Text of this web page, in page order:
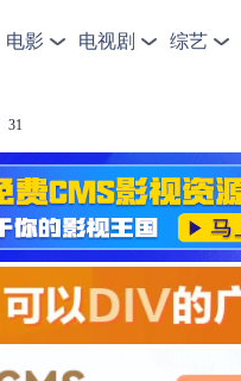
电影 电视剧 综艺
31